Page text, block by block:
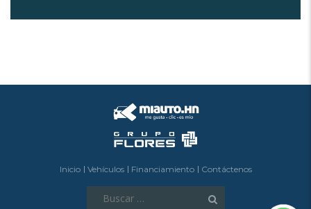
Inicio Vehículos Financiamiento Contáctenos